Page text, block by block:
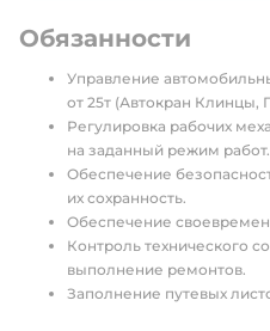
Обязанности
Управление
от 25т (Автокран Клинцы,
Регулировка рабочих
на заданный режим работ.
Обеспечение
их сохранность.
Обеспечение
Контроль технического
выполнение ремонтов.
Заполнение путевых